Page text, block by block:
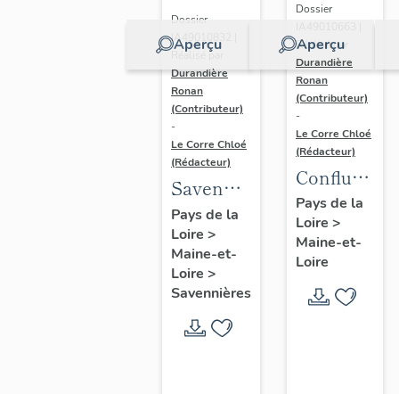
Aperçu
Dossier
IA49010832 |
Réalisé par
Durandière
Ronan
(Contributeur)
-
Le Corre Chloé
(Rédacteur)
Savennières
:
présentation
de la
commune
Pays de la
Loire >
Maine-et-
Loire >
Savennières
Aperçu
Dossier
Réalisé par
Durandière
Ronan
(Contributeur)
-
Le Corre Chloé
(Rédacteur)
Confluence
Maine-
Loire :
d'étude
Pays de la
Loire >
Maine-et-
Loire